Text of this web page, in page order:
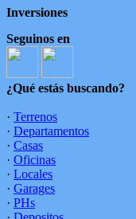
Inversiones
Seguinos en
¿Qué estás buscando?
· Terrenos
· Departamentos
· Casas
· Oficinas
· Locales
· Garages
· PHs